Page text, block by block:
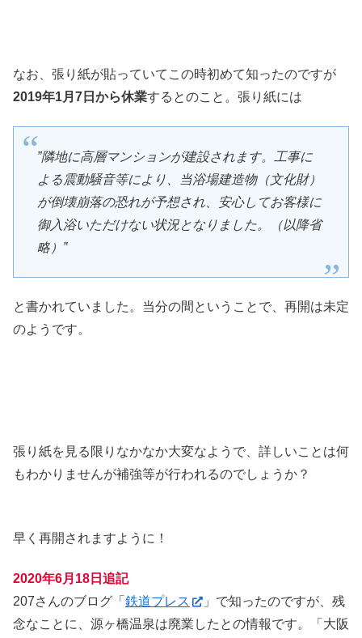
なお、張り紙が貼っていてこの時初めて知ったのですが
2019年1月7日から休業するとのこと。張り紙には
”隣地に高層マンションが建設されます。工事に
よる震動騒音等により、当浴場建造物（文化財）
が倒壊崩落の恐れが予想され、安心してお客様に
御入浴いただけない状況となりました。（以降省
略）”
と書かれていました。当分の間ということで、再開は未定
のようです。
張り紙を見る限りなかなか大変なようで、詳しいことは何
もわかりませんが補強等が行われるのでしょうか？
早く再開されますように！
2020年6月18日追記
207さんのブログ「 鉄道プレス
」で知ったのですが、残
念なことに、源ヶ橋温泉は廃業したとの情報です。「大阪